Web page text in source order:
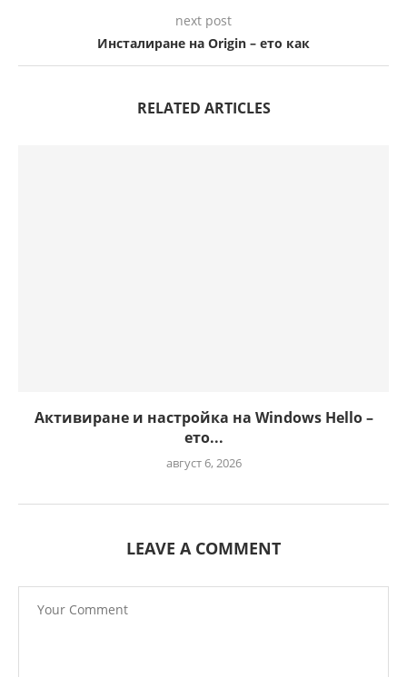
next post
Инсталиране на Origin – ето как
RELATED ARTICLES
Активиране и настройка на Windows Hello –
ето...
август 6, 2026
LEAVE A COMMENT